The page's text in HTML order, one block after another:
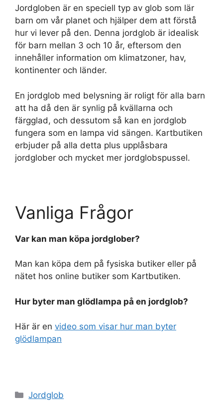
Jordgloben är en speciell typ av glob som lär
barn om vår planet och hjälper dem att förstå
hur vi lever på den. Denna jordglob är idealisk
för barn mellan 3 och 10 år, eftersom den
innehåller information om klimatzoner, hav,
kontinenter och länder.
En jordglob med belysning är roligt för alla barn
att ha då den är synlig på kvällarna och
färgglad, och dessutom så kan en jordglob
fungera som en lampa vid sängen. Kartbutiken
erbjuder på alla detta plus upplåsbara
jordglober och mycket mer jordglobspussel.
Vanliga Frågor
Var kan man köpa jordglober?
Man kan köpa dem på fysiska butiker eller på
nätet hos online butiker som Kartbutiken.
Hur byter man glödlampa på en jordglob?
Här är en video som visar hur man byter
glödlampan
Categories
Jordglob